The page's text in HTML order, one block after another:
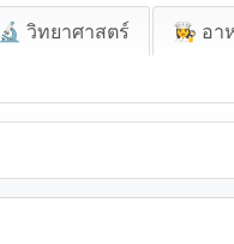
🔬 วิทยาศาสตร์ 👩‍🍳 อ